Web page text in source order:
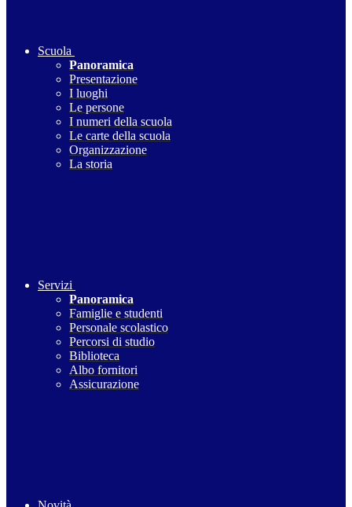
Scuola
Panoramica
Presentazione
I luoghi
Le persone
I numeri della scuola
Le carte della scuola
Organizzazione
La storia
Servizi
Panoramica
Famiglie e studenti
Personale scolastico
Percorsi di studio
Biblioteca
Albo fornitori
Assicurazione